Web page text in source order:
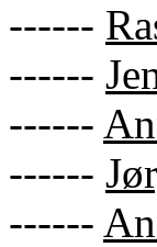
------
------
------
------
------